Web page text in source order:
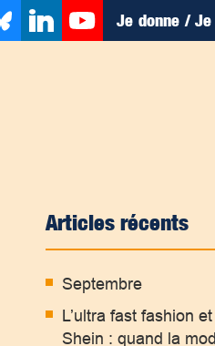
Je donne / Je
Articles récents
Septembre
L’ultra fast fashion
Shein : quand la